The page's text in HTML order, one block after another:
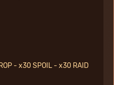
- x30 SPOIL - x30 RAID